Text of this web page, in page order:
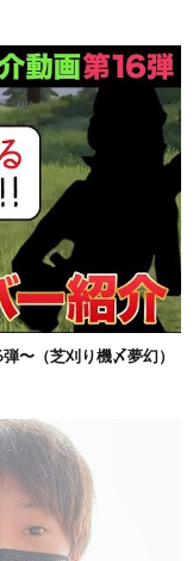
〜（芝刈り機〆夢幻）